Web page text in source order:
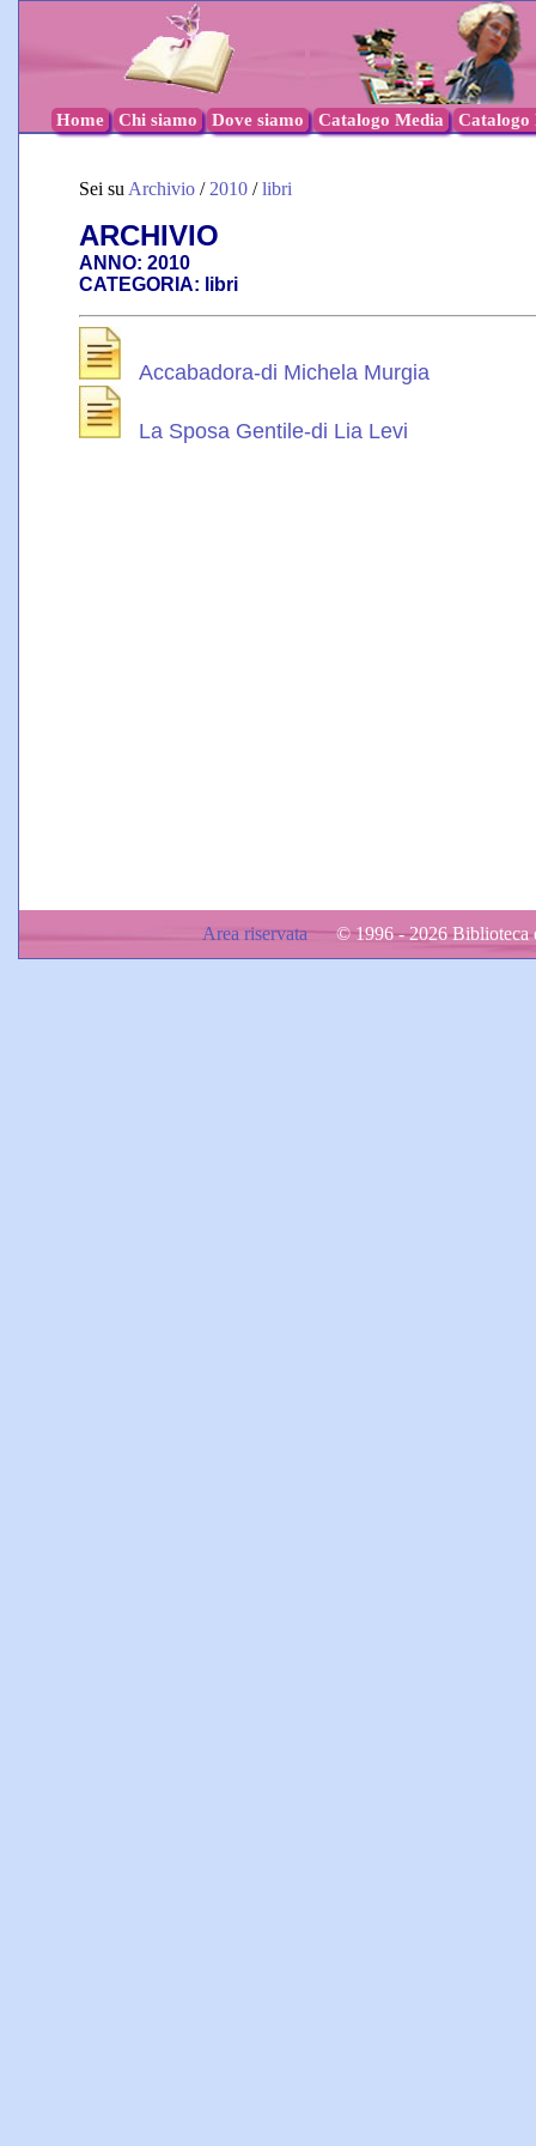
Home Chi siamo Dove siamo Catalogo Media Catalogo
Sei su Archivio / 2010 /libri
ARCHIVIO
ANNO: 2010
CATEGORIA: libri
Accabadora-di Michela Murgia
La Sposa Gentile-di Lia Levi
Area riservata© 1996 - 2026 Biblioteca